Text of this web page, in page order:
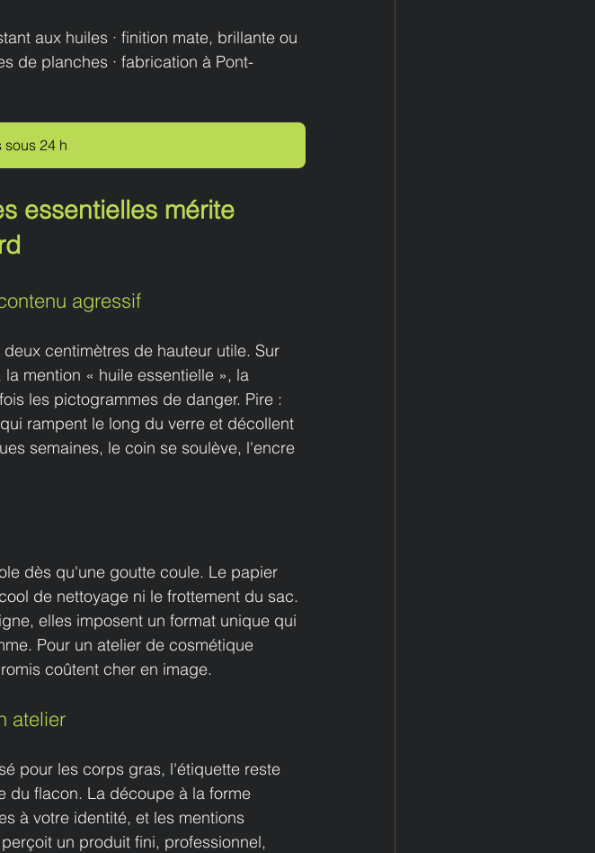
aux huiles · finition mate, brillante ou
de planches · fabrication à Pont-
24 h
essentielles mérite
agressif
centimètres de hauteur utile. Sur
mention « huile essentielle », la
les pictogrammes de danger. Pire :
rampent le long du verre et décollent
semaines, le coin se soulève, l'encre
dès qu'une goutte coule. Le papier
de nettoyage ni le frottement du sac.
elles imposent un format unique qui
Pour un atelier de cosmétique
coûtent cher en image.
atelier
pour les corps gras, l'étiquette reste
du flacon. La découpe à la forme
à votre identité, et les mentions
un produit fini, professionnel,